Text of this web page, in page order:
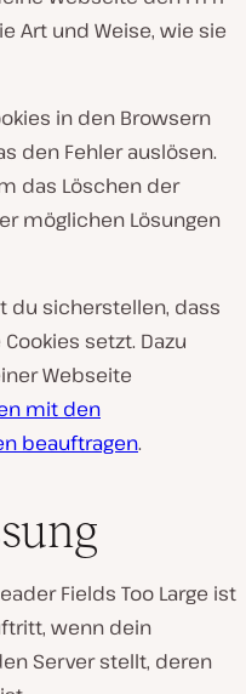
Art und Weise, wie sie
in den Browsern
den Fehler auslösen.
das Löschen der
möglichen Lösungen
du sicherstellen, dass
setzt. Dazu
Webseite
mit den
beauftragen.
Fields Too Large ist
wenn dein
Server stellt, deren